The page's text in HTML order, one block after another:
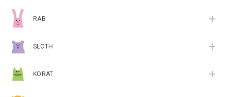
RAB
SLOTH
KORAT